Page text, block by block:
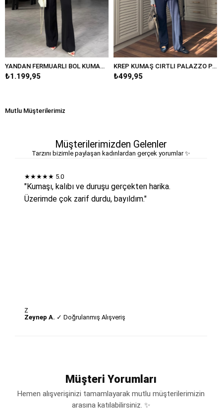
YANDAN FERMUARLI BOL KUMAŞ PANTOLON/20401 KREP KUMAŞ CIRTLI PALAZZO PANTOLON/K038
Mutlu Müşterilerimiz
Müşterilerimizden Gelenler
Tarzını bizimle paylaşan kadınlardan gerçek yorumlar ✨
★★★★★ 5.0
"Kumaşı, kalıbı ve duruşu gerçekten harika.
Üzerimde çok zarif durdu, bayıldım."
Z
Zeynep A. ✓ Doğrulanmış Alışveriş
Müşteri Yorumları
Hemen alışverişinizi tamamlayarak mutlu müşterilerimizin
arasına katılabilirsiniz. ✨